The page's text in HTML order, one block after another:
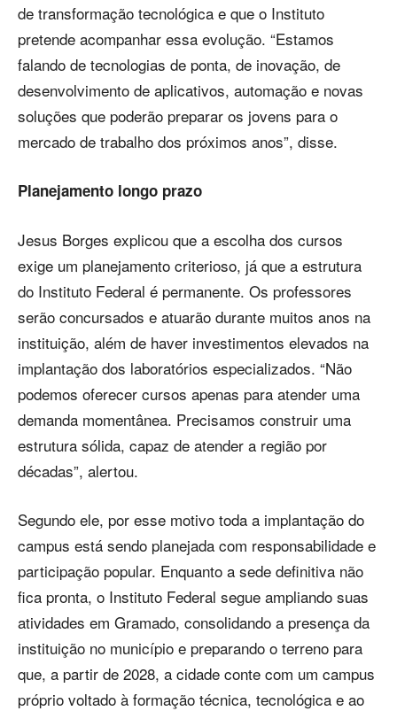
de transformação tecnológica e que o Instituto
pretende acompanhar essa evolução. “Estamos
falando de tecnologias de ponta, de inovação, de
desenvolvimento de aplicativos, automação e novas
soluções que poderão preparar os jovens para o
mercado de trabalho dos próximos anos”, disse.
Planejamento longo prazo
Jesus Borges explicou que a escolha dos cursos
exige um planejamento criterioso, já que a estrutura
do Instituto Federal é permanente. Os professores
serão concursados e atuarão durante muitos anos na
instituição, além de haver investimentos elevados na
implantação dos laboratórios especializados. “Não
podemos oferecer cursos apenas para atender uma
demanda momentânea. Precisamos construir uma
estrutura sólida, capaz de atender a região por
décadas”, alertou.
Segundo ele, por esse motivo toda a implantação do
campus está sendo planejada com responsabilidade e
participação popular. Enquanto a sede definitiva não
fica pronta, o Instituto Federal segue ampliando suas
atividades em Gramado, consolidando a presença da
instituição no município e preparando o terreno para
que, a partir de 2028, a cidade conte com um campus
próprio voltado à formação técnica, tecnológica e ao